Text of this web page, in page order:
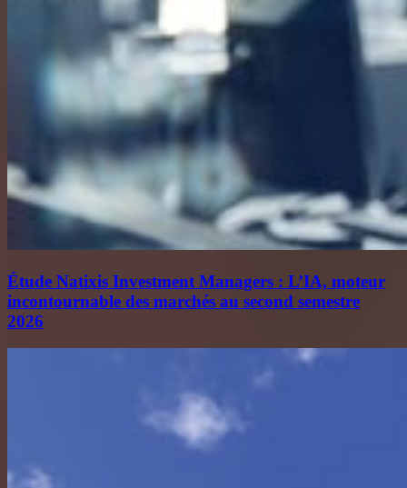
Étude Natixis Investment Managers : L’IA, moteur
incontournable des marchés au second semestre
2026